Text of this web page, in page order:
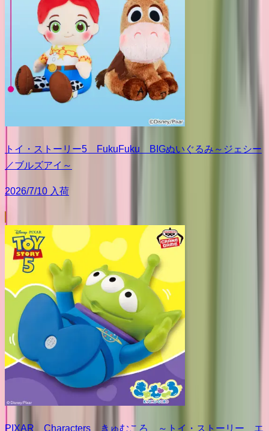
トイ・ストーリー5 FukuFuku BIGぬいぐるみ～ジェシー
／ブルズアイ～
2026/7/10 入荷
PIXAR Characters きゅむころ ～トイ・ストーリー エ